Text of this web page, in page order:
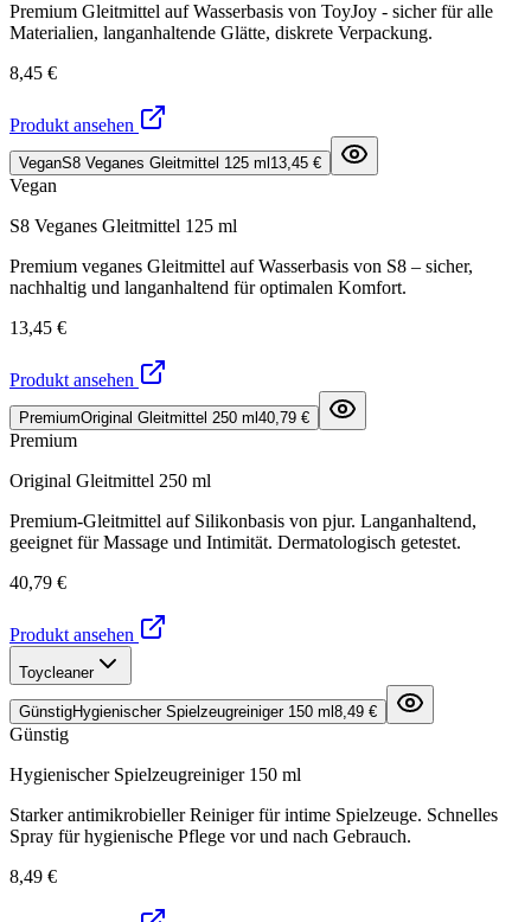
Premium Gleitmittel auf Wasserbasis von ToyJoy - sicher für alle
Materialien, langanhaltende Glätte, diskrete Verpackung.
8,45 €
Produkt ansehen
VeganS8 Veganes Gleitmittel 125 ml 13,45 €
Vegan
S8 Veganes Gleitmittel 125 ml
Premium veganes Gleitmittel auf Wasserbasis von S8 – sicher,
nachhaltig und langanhaltend für optimalen Komfort.
13,45 €
Produkt ansehen
PremiumOriginal Gleitmittel 250 ml 40,79 €
Premium
Original Gleitmittel 250 ml
Premium-Gleitmittel auf Silikonbasis von pjur. Langanhaltend,
geeignet für Massage und Intimität. Dermatologisch getestet.
40,79 €
Produkt ansehen
Toycleaner
GünstigHygienischer Spielzeugreiniger 150 ml 8,49 €
Günstig
Hygienischer Spielzeugreiniger 150 ml
Starker antimikrobieller Reiniger für intime Spielzeuge. Schnelles
Spray für hygienische Pflege vor und nach Gebrauch.
8,49 €